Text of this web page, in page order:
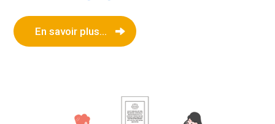
En savoir plus...